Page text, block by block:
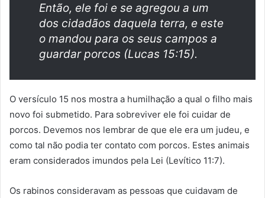
Então, ele foi e se agregou a um
dos cidadãos daquela terra, e este
o mandou para os seus campos a
guardar porcos (Lucas 15:15).
O versículo 15 nos mostra a humilhação a qual o filho mais
novo foi submetido. Para sobreviver ele foi cuidar de
porcos. Devemos nos lembrar de que ele era um judeu, e
como tal não podia ter contato com porcos. Estes animais
eram considerados imundos pela Lei (Levítico 11:7).
Os rabinos consideravam as pessoas que cuidavam de